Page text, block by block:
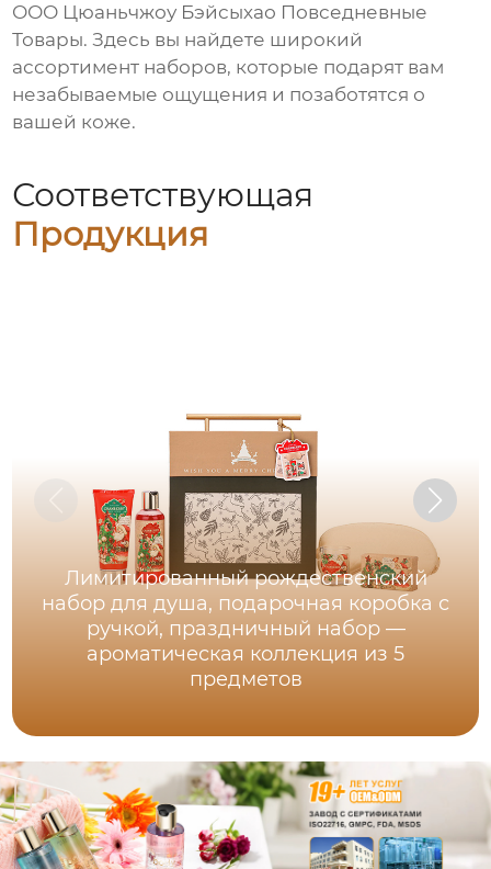
ООО Цюаньчжоу Бэйсыхао Повседневные
Товары. Здесь вы найдете широкий
ассортимент наборов, которые подарят вам
незабываемые ощущения и позаботятся о
вашей коже.
Соответствующая
Продукция
Лимитированный рождественский
набор для душа, подарочная коробка с
ручкой, праздничный набор —
ароматическая коллекция из 5
предметов